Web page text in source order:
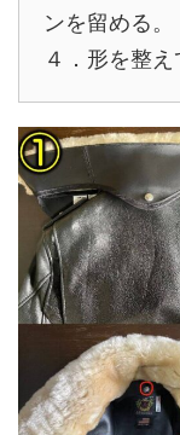
ンを留める。
４．形を整え